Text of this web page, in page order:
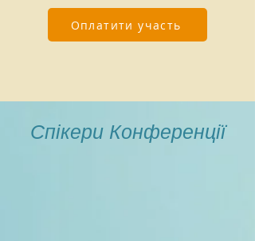
Оплатити участь
Спікери Конференції